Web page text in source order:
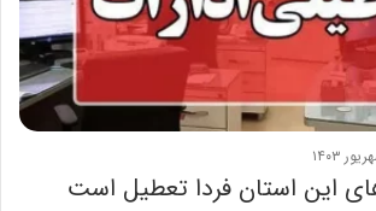
این استان فردا تعطیل است